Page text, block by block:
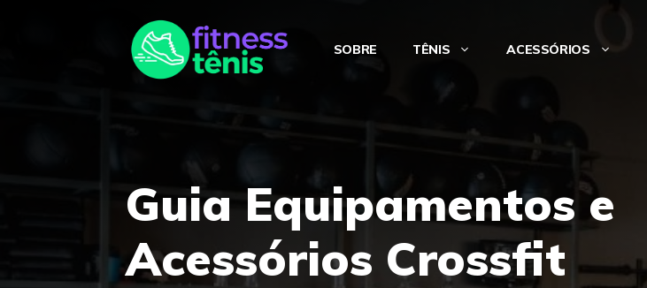
SOBRE TÊNIS ACESSÓRIOS
Guia Equipamentos e
Acessórios Crossfit